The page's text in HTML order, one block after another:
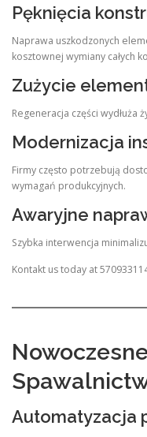
Pęknięcia
Naprawa uszkodzonych
kosztownej wymiany całych
Zużycie
Regeneracja części wydłuża
Modernizacja
Firmy często potrzebują
wymagań produkcyjnych.
Awaryjne
Szybka interwencja
Kontakt us today at
Automatyzacja